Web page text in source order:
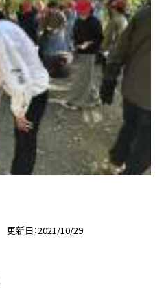
更新日 2021/10/29